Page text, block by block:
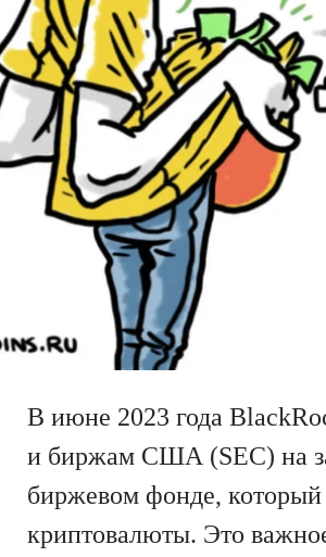
В июне 2023 года
и биржам США (SEC) на
биржевом фонде, который
криптовалюты. Это